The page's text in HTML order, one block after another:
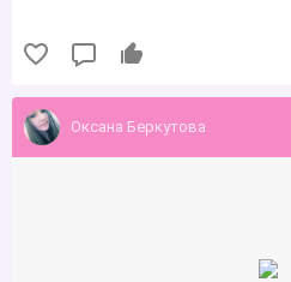
Оксана Беркутова